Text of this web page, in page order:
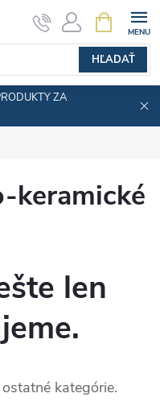
HĽADAŤ
KOŠÍK
ZA
keramické
len
kategórie.